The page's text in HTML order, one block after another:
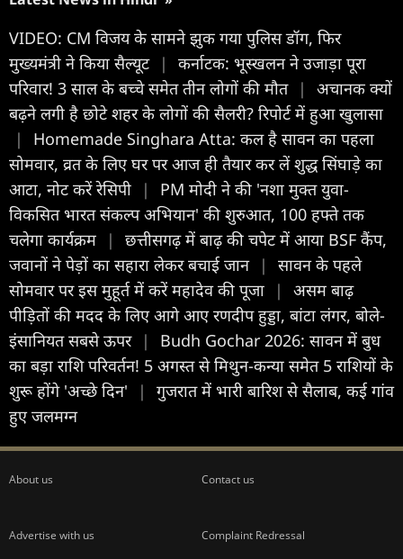
VIDEO: CM विजय के सामने झुक गया पुलिस डॉग, फिर
मुख्यमंत्री ने किया सैल्यूट |
कर्नाटक: भूस्खलन ने उजाड़ा पूरा
परिवार! 3 साल के बच्चे समेत तीन लोगों की मौत |
अचानक क्यों
बढ़ने लगी है छोटे शहर के लोगों की सैलरी? रिपोर्ट में हुआ खुलासा
|
Homemade Singhara Atta: कल है सावन का पहला
सोमवार, व्रत के लिए घर पर आज ही तैयार कर लें शुद्ध सिंघाड़े का
आटा, नोट करें रेसिपी
|
PM मोदी ने की 'नशा मुक्त युवा-
विकसित भारत संकल्प अभियान' की शुरुआत, 100 हफ्ते तक
चलेगा कार्यक्रम
|
छत्तीसगढ़ में बाढ़ की चपेट में आया BSF कैंप,
जवानों ने पेड़ों का सहारा लेकर बचाई जान |
सावन के पहले
सोमवार पर इस मुहूर्त में करें महादेव की पूजा
|
असम बाढ़
पीड़ितों की मदद के लिए आगे आए रणदीप हुड्डा, बांटा लंगर, बोले-
इंसानियत सबसे ऊपर |
Budh Gochar 2026: सावन में बुध
का बड़ा राशि परिवर्तन! 5 अगस्त से मिथुन-कन्या समेत 5 राशियों के
शुरू होंगे 'अच्छे दिन'
|
गुजरात में भारी बारिश से सैलाब, कई गांव
हुए जलमग्न
About us Contact us
Advertise with us Complaint Redressal